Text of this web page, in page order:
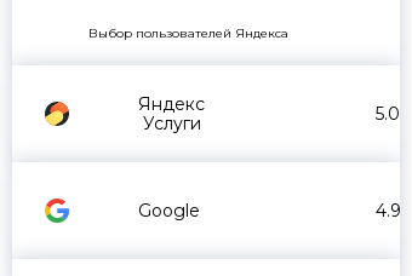
Выбор пользователей Яндекса
Яндекс
Услуги
5.0
Google 4.9